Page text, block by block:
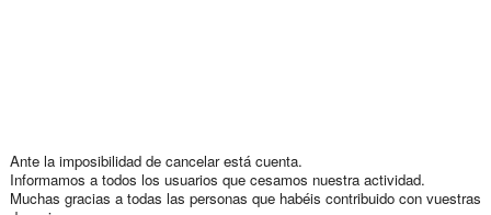
Ante la imposibilidad de cancelar está cuenta.
Informamos a todos los usuarios que cesamos nuestra actividad.
Muchas gracias a todas las personas que habéis contribuido con vuestras